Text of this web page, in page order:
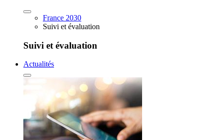
France 2030
Suivi et évaluation
Suivi et évaluation
Actualités